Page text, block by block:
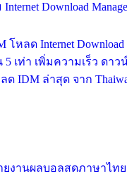
Download
หลด Internet Download
เท่า เพิ่มความเร็ว ดาว
ด IDM ล่าสุด จาก
ายงานผลบอลสดภาษาไท